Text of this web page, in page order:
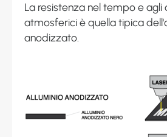
La resistenza nel tempo e agli
atmosferici è quella tipica
anodizzato.